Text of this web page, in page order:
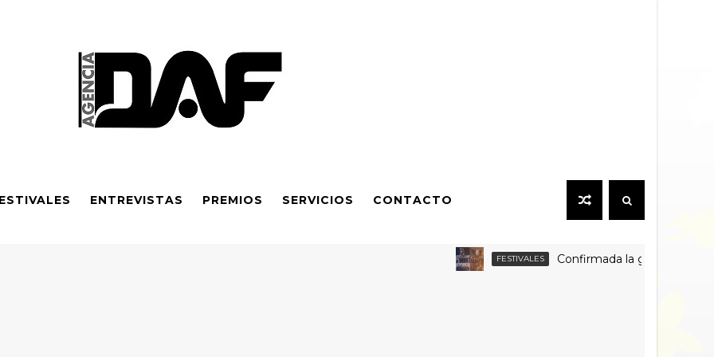
ENTREVISTAS PREMIOS SERVICIOS CONTACTO
FESTIVALES Confirmada la grilla por día y venta